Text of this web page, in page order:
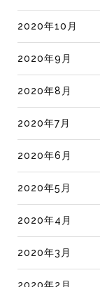
2020年10月
2020年9月
2020年8月
2020年7月
2020年6月
2020年5月
2020年4月
2020年3月
2020年2月